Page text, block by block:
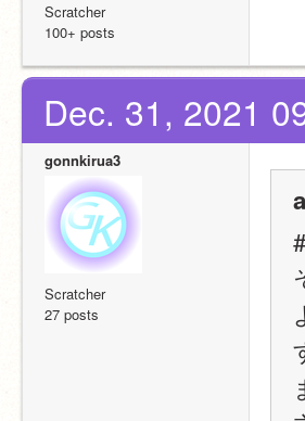
Scratcher
100+ posts
Dec. 31, 2021
gonnkirua3
Scratcher
27 posts